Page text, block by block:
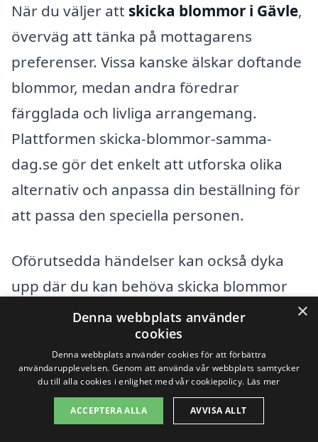
När du väljer att skicka blommor i Gävle,
överväg att tänka på mottagarens
preferenser. Vissa kanske älskar doftande
blommor, medan andra föredrar
färgglada och livliga arrangemang.
Plattformen skicka-blommor-samma-
dag.se gör det enkelt att utforska olika
alternativ och anpassa din beställning för
att passa den speciella personen.
Oförutsedda händelser kan också dyka
upp där du kan behöva skicka blommor
snabbt. Plattformen erbjuder även
möjlighet att beställa blommor för same-
day delivery, vilket är perfekt för sista
minuten överraskningar eller om du
glömde ett viktigt datum. Att skicka
×
Denna webbplats använder
cookies
Denna webbplats använder cookies för att förbättra
användarupplevelsen. Genom att använda vår webbplats samtycker
du till alla cookies i enlighet med vår cookiepolicy. Läs mer
ACCEPTERA ALLA AVVISA ALLT